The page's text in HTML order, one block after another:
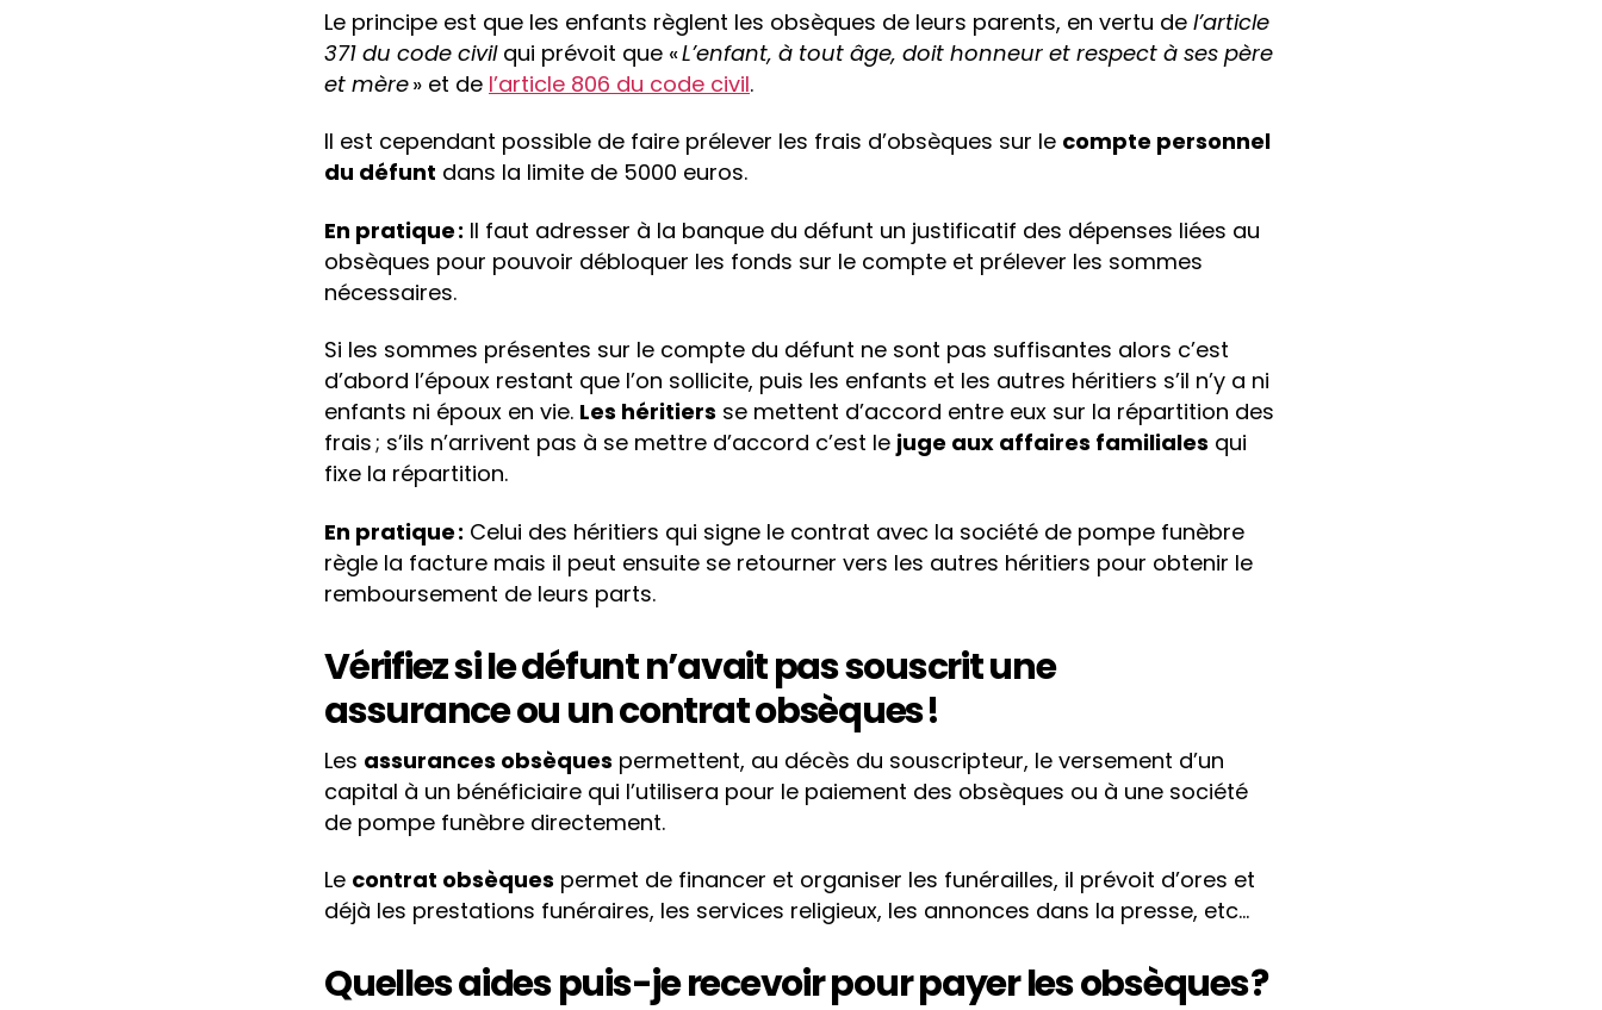
Le principe est que les enfants règlent les obsèques de leurs parents, en vertu de l’article
371 du code civilqui prévoit que «L’enfant, à tout âge, doit honneur et respect à ses père
et mère» et de l’article 806 du code civil.
Il est cependant possible de faire prélever les frais d’obsèques sur le compte personnel
du défunt dans la limite de 5000 euros.
En pratique : Il faut adresser à la banque du défunt un justificatif des dépenses liées au
obsèques pour pouvoir débloquer les fonds sur le compte et prélever les sommes
nécessaires.
Si les sommes présentes sur le compte du défunt ne sont pas suffisantes alors c’est
d’abord l’époux restant que l’on sollicite, puis les enfants et les autres héritiers s’il n’y a ni
enfants ni époux en vie. Les héritiers se mettent d’accord entre eux sur la répartition des
frais ; s’ils n’arrivent pas à se mettre d’accord c’est le juge aux affaires familiales qui
fixe la répartition.
En pratique : Celui des héritiers qui signe le contrat avec la société de pompe funèbre
règle la facture mais il peut ensuite se retourner vers les autres héritiers pour obtenir le
remboursement de leurs parts.
Vérifiez si le défunt n’avait pas souscrit une
assurance ou un contrat obsèques !
Les assurances obsèques permettent, au décès du souscripteur, le versement d’un
capital à un bénéficiaire qui l’utilisera pour le paiement des obsèques ou à une société
de pompe funèbre directement.
Le contrat obsèques permet de financer et organiser les funérailles, il prévoit d’ores et
déjà les prestations funéraires, les services religieux, les annonces dans la presse, etc…
Quelles aides puis-je recevoir pour payer les obsèques ?